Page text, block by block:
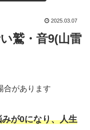
2025.03.07
鷲・音9(山雷
合があります
が0になり、人生